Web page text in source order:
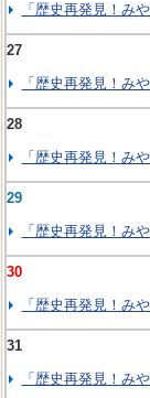
「歴史再発見！み
27
「歴史再発見！み
28
「歴史再発見！み
29
「歴史再発見！み
30
「歴史再発見！み
31
「歴史再発見！み